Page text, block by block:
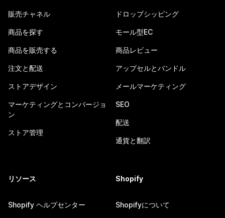
販売チャネル
商品を探す
商品を販売する
注文と配送
ストアデザイン
マーケティングとコンバージョ
ン
ストア管理
ドロップシッピング
モール型EC
商品レビュー
アップセルとバンドル
メールマーケティング
SEO
配送
通貨と翻訳
リソース
Shopify ヘルプセンター
Shopify
Shopifyについて